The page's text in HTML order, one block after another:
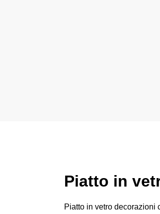
Piatto in
Piatto in vetro decorazioni